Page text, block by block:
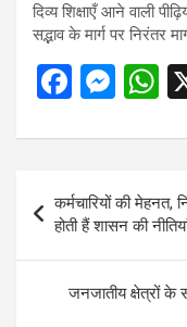
दिव्य शिक्षाएँ आने वाली
सद्भाव के मार्ग पर निरंतर
F
ce
b
o
o
k
M
se
n
g
er
A
p
p
navigation
कर्मचारियों की
होती हैं शासन की
जनजातीय क्षेत्रों